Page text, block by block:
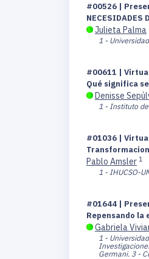
#00526 |
NECESIDADES
Julieta Palma
1 -
#00611 |
Qué significa
Denisse
1 - Instituto
#01036 |
Pablo Amsler 1
1 - IHUCSO-
#01644 |
Repensando la
Gabriela
1 -
Germani. 3 -